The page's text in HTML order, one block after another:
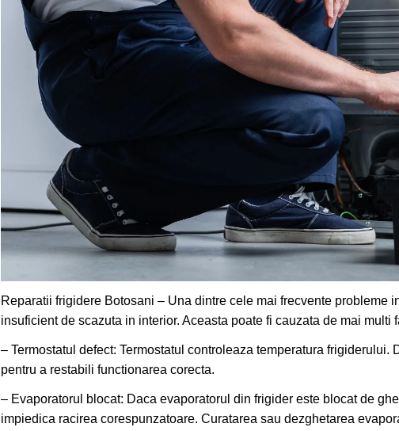
Reparatii frigidere Botosani – Una dintre cele mai frecvente probleme
insuficient de scazuta in interior. Aceasta poate fi cauzata de mai multi
– Termostatul defect: Termostatul controleaza temperatura frigiderului.
pentru a restabili functionarea corecta.
– Evaporatorul blocat: Daca evaporatorul din frigider este blocat de
impiedica racirea corespunzatoare. Curatarea sau dezghetarea